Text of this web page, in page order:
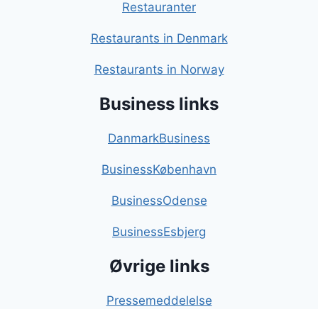
Restauranter
Restaurants in Denmark
Restaurants in Norway
Business links
DanmarkBusiness
BusinessKøbenhavn
BusinessOdense
BusinessEsbjerg
Øvrige links
Pressemeddelelse